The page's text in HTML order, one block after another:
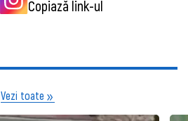
Copiază link-ul
Vezi toate